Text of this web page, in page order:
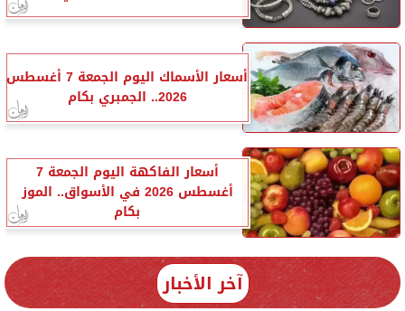
أسعار الأسماك اليوم الجمعة 7 أغسطس
2026.. الجمبري بكام
أسعار الفاكهة اليوم الجمعة 7
أغسطس 2026 في الأسواق.. الموز
بكام
آخر الأخبار